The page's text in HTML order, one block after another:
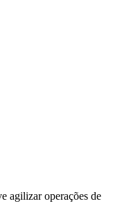
agilizar operações de